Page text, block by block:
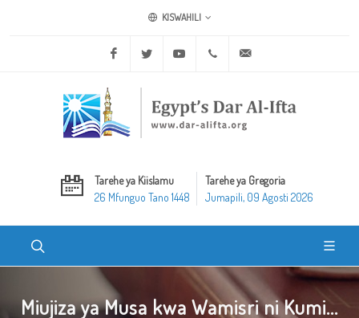
KISWAHILI
Facebook Twitter Youtube +20 2 25970400
Tarehe ya Kiislamu
26 Mfunguo Tano 1448
Tarehe ya Gregoria
Jumapili, 09 Agosti 2026
Miujiza ya Musa kwa Wamisri ni Kumi...